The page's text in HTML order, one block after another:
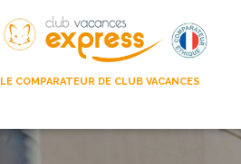
LE COMPARATEUR DE CLUB VACANCES